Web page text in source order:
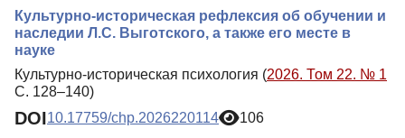
Культурно-историческая рефлексия об обучении и
наследии Л.С. Выготского, а также его месте в
науке
Культурно-историческая психология (2026. Том 22. № 1
С. 128–140)
DOI10.17759/chp.2026220114 106